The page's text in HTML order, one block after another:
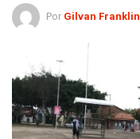
Por Gilvan Franklin